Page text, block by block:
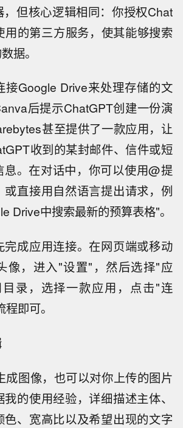
但核心逻辑相同：你授权Chat
用的第三方服务，使其能够搜索
据。
接Google Drive来处理存储的文
后提示ChatGPT创建一份演
甚至提供了一款应用，让
收到的某封邮件、信件或短
。在对话中，你可以使用@提
或直接用自然语言提出请求，例
Drive中搜索最新的预算表格"。
完成应用连接。在网页端或移动
像，进入"设置"，然后选择"应
录，选择一款应用，点击"连
即可。
成图像，也可以对你上传的图片
的使用经验，详细描述主体、
色、宽高比以及希望出现的文字